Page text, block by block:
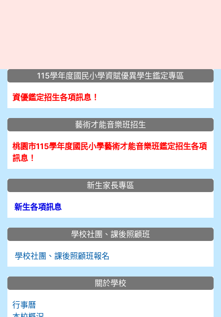
::: 115學年度國民小學資賦優異學生鑑定專區
資優鑑定招生各項訊息！
藝術才能音樂班招生
桃園市115學年度國民小學藝術才能音樂班鑑定招生各項
訊息！
新生家長專區
新生各項訊息
學校社團、課後照顧班
學校社團、課後照顧班報名
關於學校
行事曆